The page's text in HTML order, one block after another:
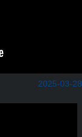
2025-03-28